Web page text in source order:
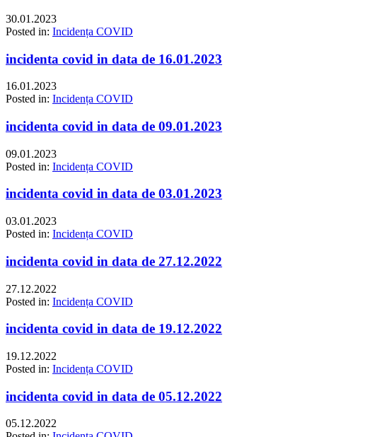
30.01.2023
Posted in: Incidența COVID
incidenta covid in data de 16.01.2023
16.01.2023
Posted in: Incidența COVID
incidenta covid in data de 09.01.2023
09.01.2023
Posted in: Incidența COVID
incidenta covid in data de 03.01.2023
03.01.2023
Posted in: Incidența COVID
incidenta covid in data de 27.12.2022
27.12.2022
Posted in: Incidența COVID
incidenta covid in data de 19.12.2022
19.12.2022
Posted in: Incidența COVID
incidenta covid in data de 05.12.2022
05.12.2022